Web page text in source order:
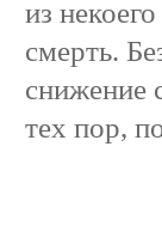
из
смерть.
снижение
тех пор,